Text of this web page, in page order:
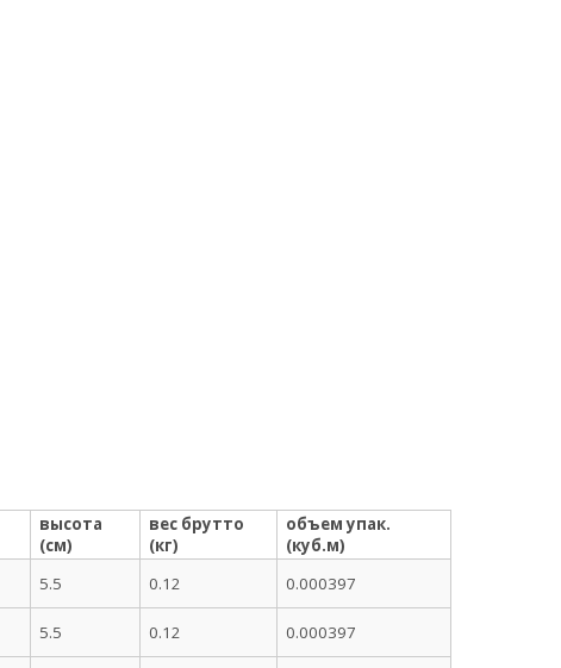
высота
(см)
вес брутто
(кг)
объем упак.
(куб.м)
5.5 0.12 0.000397
5.5 0.12 0.000397